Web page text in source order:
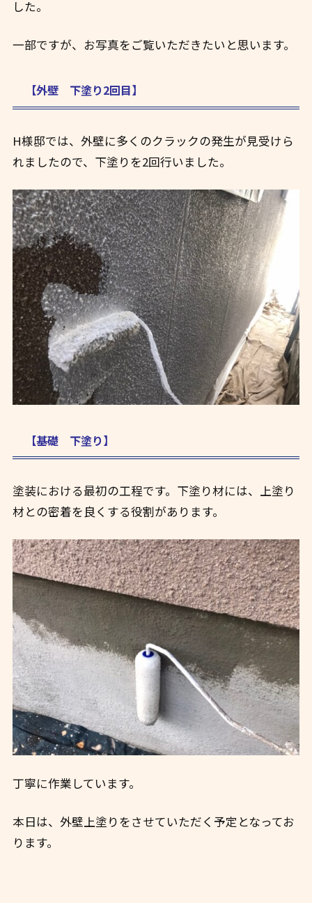
した。
一部ですが、お写真をご覧いただきたいと思います。
【外壁 下塗り2回目】
H様邸では、外壁に多くのクラックの発生が見受けら
れましたので、下塗りを2回行いました。
【基礎 下塗り】
塗装における最初の工程です。下塗り材には、上塗り
材との密着を良くする役割があります。
丁寧に作業しています。
本日は、外壁上塗りをさせていただく予定となってお
ります。